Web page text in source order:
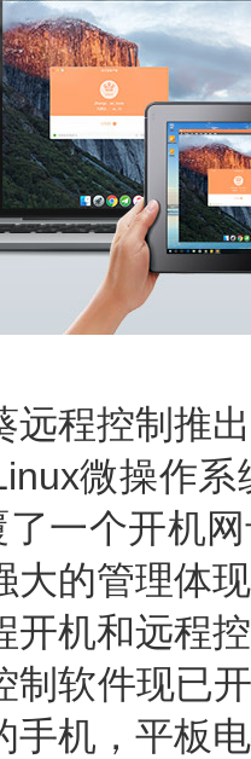
程控制推出
微操作
一个开机
大的管理体
开机和远程
软件现已开
手机，平板